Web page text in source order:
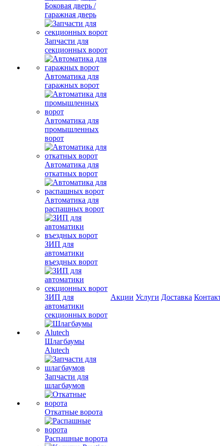
Боковая дверь /
гаражная дверь
Запчасти для
секционных ворот
Автоматика для
гаражных ворот
Автоматика для
промышленных
ворот
Автоматика для
откатных ворот
Автоматика для
распашных ворот
ЗИП для
автоматики
въездных ворот
ЗИП для
автоматики
секционных ворот
Шлагбаумы
Alutech
Запчасти для
шлагбаумов
Откатные ворота
Распашные ворота
Акции Услуги Доставка